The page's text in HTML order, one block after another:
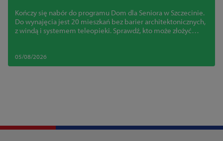
centrum Szczecina
Kończy się nabór do programu Dom dla Seniora w Szczecinie.
Do wynajęcia jest 20 mieszkań bez barier architektonicznych,
z windą i systemem teleopieki. Sprawdź, kto może złożyć
05/08/2026